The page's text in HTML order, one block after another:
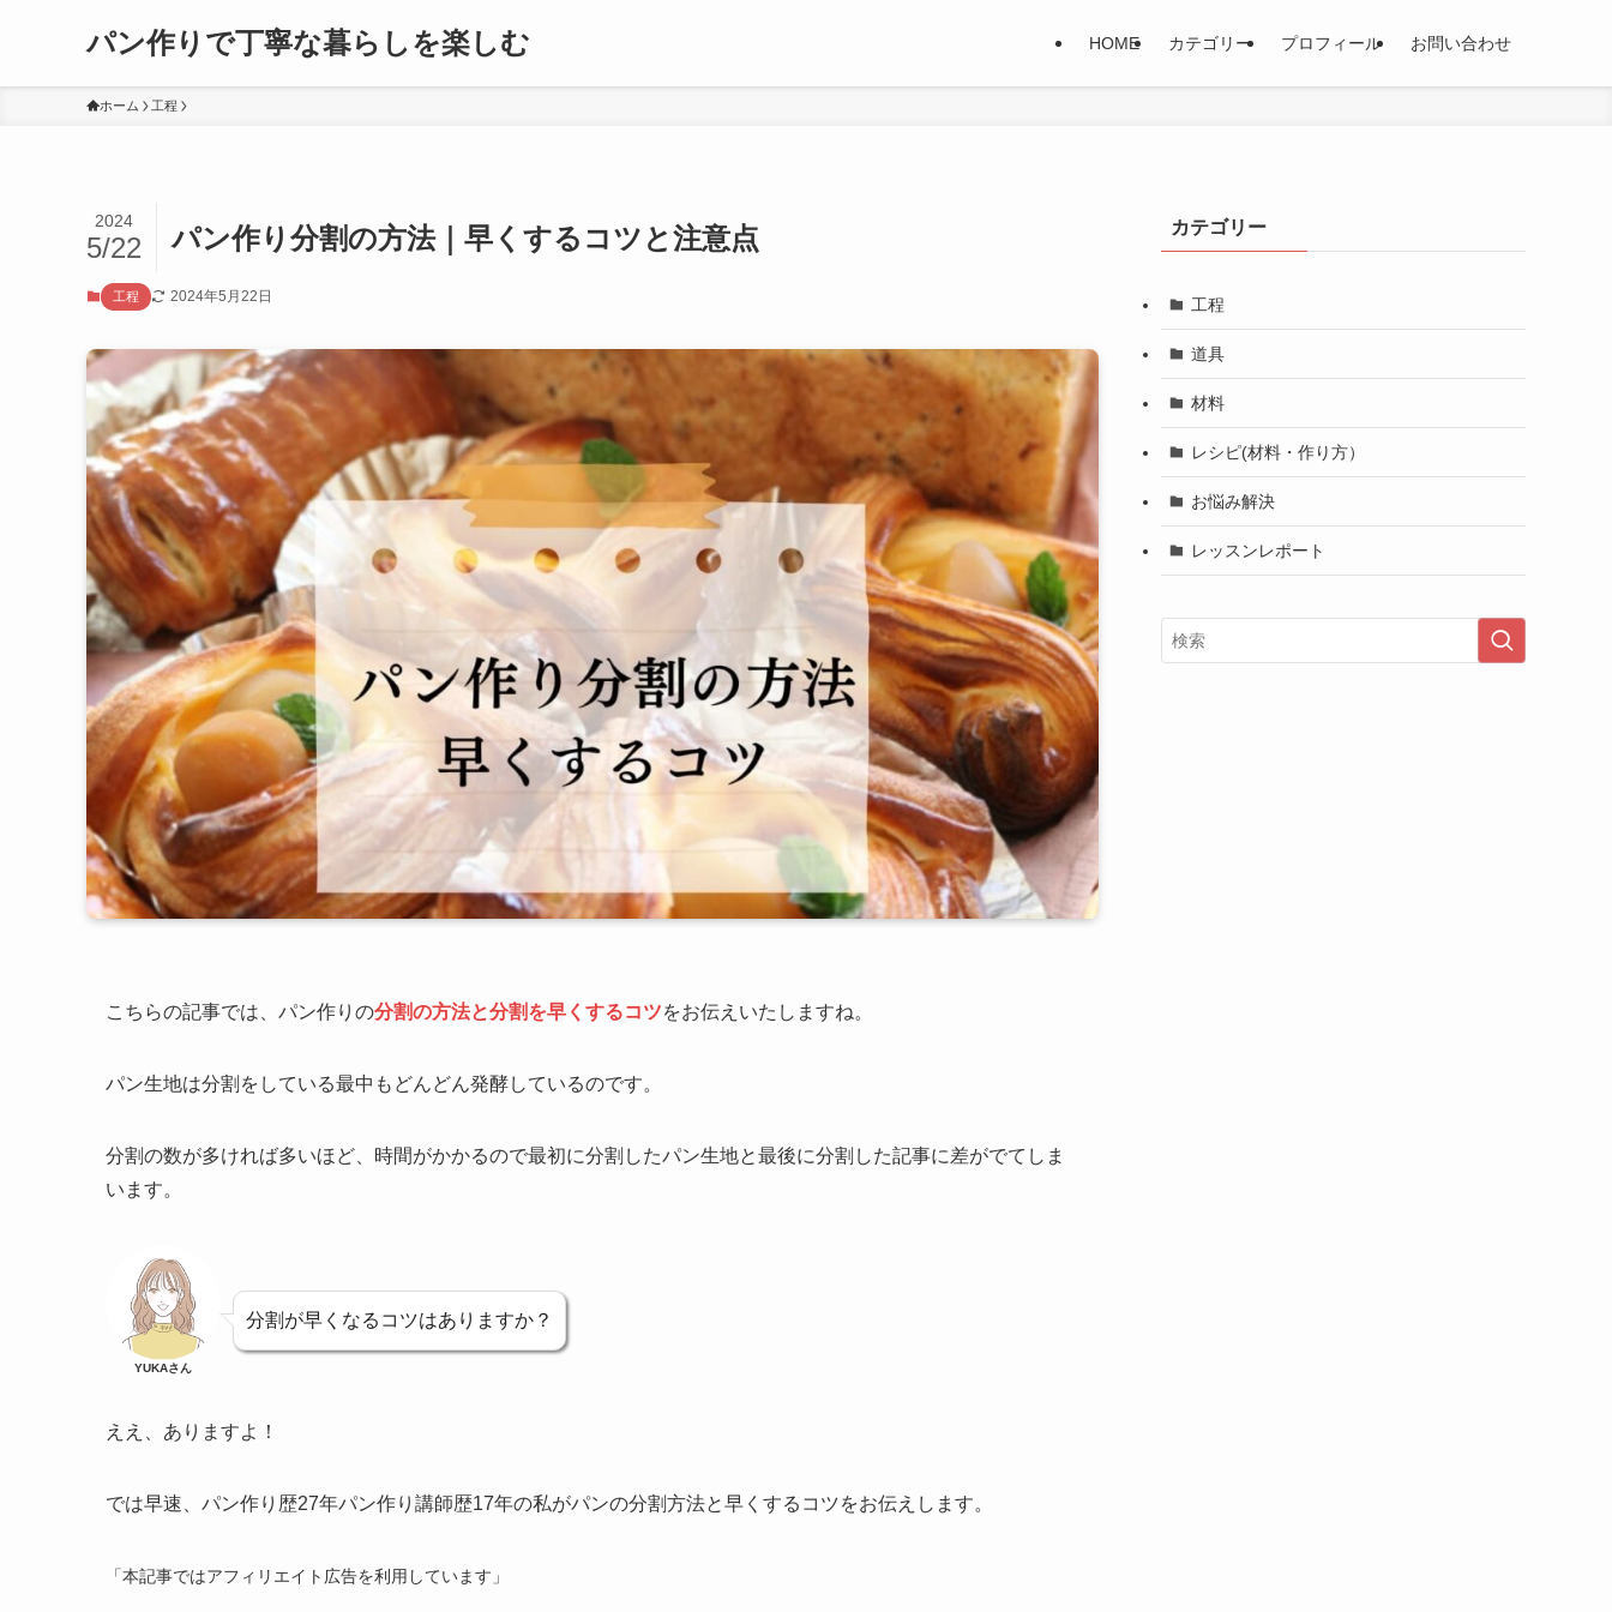
パン作りで丁寧な暮らしを楽しむ HOME カテゴリー プロフィール お問い合わせ
ホーム 工程
パン作り分割の方法｜早くするコツと注意点
2024
5/22
工程 2024年5月22日
こちらの記事では、パン作りの分割の方法と分割を早くするコツをお伝えいたしますね。
パン生地は分割をしている最中もどんどん発酵しているのです。
分割の数が多ければ多いほど、時間がかかるので最初に分割したパン生地と最後に分割した記事に差がでてしま
います。
YUKAさん
分割が早くなるコツはありますか？
ええ、ありますよ！
では早速、パン作り歴27年パン作り講師歴17年の私がパンの分割方法と早くするコツをお伝えします。
「本記事ではアフィリエイト広告を利用しています」
カテゴリー
工程
道具
材料
レシピ(材料・作り方）
お悩み解決
レッスンレポート